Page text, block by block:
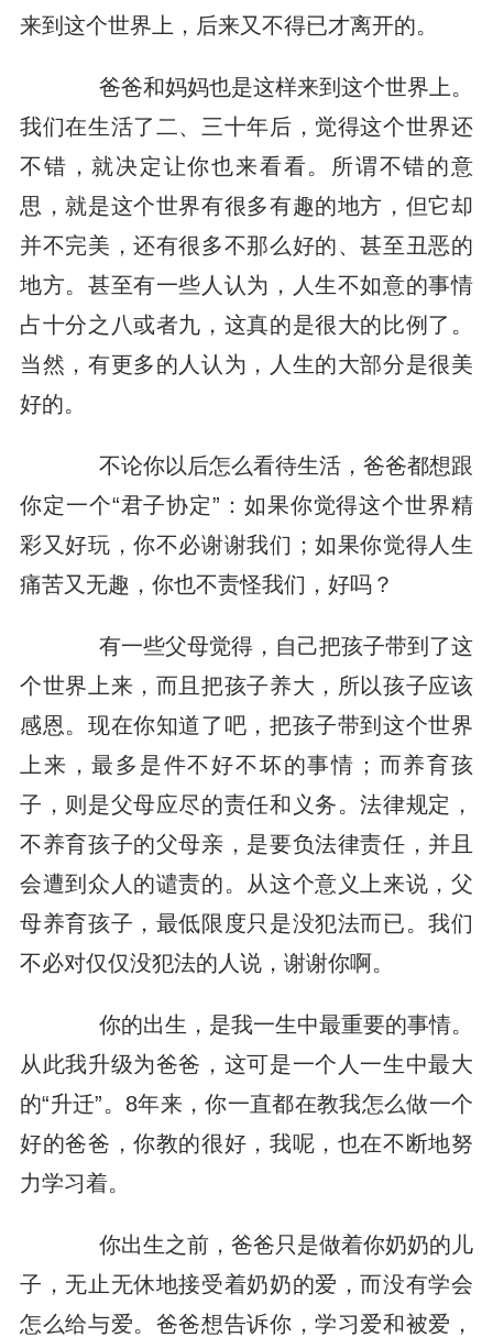
来到这个世界上，后来又不得已才离开的。
爸爸和妈妈也是这样来到这个世界上。
我们在生活了二、三十年后，觉得这个世界还
不错，就决定让你也来看看。所谓不错的意
思，就是这个世界有很多有趣的地方，但它却
并不完美，还有很多不那么好的、甚至丑恶的
地方。甚至有一些人认为，人生不如意的事情
占十分之八或者九，这真的是很大的比例了。
当然，有更多的人认为，人生的大部分是很美
好的。
不论你以后怎么看待生活，爸爸都想跟
你定一个“君子协定”：如果你觉得这个世界精
彩又好玩，你不必谢谢我们；如果你觉得人生
痛苦又无趣，你也不责怪我们，好吗？
有一些父母觉得，自己把孩子带到了这
个世界上来，而且把孩子养大，所以孩子应该
感恩。现在你知道了吧，把孩子带到这个世界
上来，最多是件不好不坏的事情；而养育孩
子，则是父母应尽的责任和义务。法律规定，
不养育孩子的父母亲，是要负法律责任，并且
会遭到众人的谴责的。从这个意义上来说，父
母养育孩子，最低限度只是没犯法而已。我们
不必对仅仅没犯法的人说，谢谢你啊。
你的出生，是我一生中最重要的事情。
从此我升级为爸爸，这可是一个人一生中最大
的“升迁”。8年来，你一直都在教我怎么做一个
好的爸爸，你教的很好，我呢，也在不断地努
力学习着。
你出生之前，爸爸只是做着你奶奶的儿
子，无止无休地接受着奶奶的爱，而没有学会
怎么给与爱。爸爸想告诉你，学习爱和被爱，